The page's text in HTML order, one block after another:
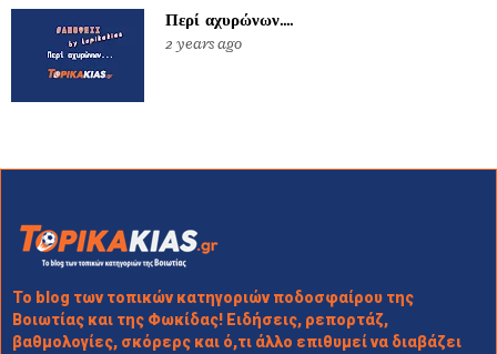
Περί αχυρώνων....
2 years ago
Το blog των τοπικών κατηγοριών ποδοσφαίρου της
Βοιωτίας και της Φωκίδας! Ειδήσεις, ρεπορτάζ,
βαθμολογίες, σκόρερς και ό,τι άλλο επιθυμεί να διαβάζει